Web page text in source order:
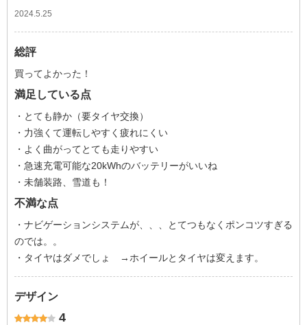
2024.5.25
総評
買ってよかった！
満足している点
・とても静か（要タイヤ交換）
・力強くて運転しやすく疲れにくい
・よく曲がってとても走りやすい
・急速充電可能な20kWhのバッテリーがいいね
・未舗装路、雪道も！
不満な点
・ナビゲーションシステムが、、、とてつもなくポンコツすぎる
のでは。。
・タイヤはダメでしょ →ホイールとタイヤは変えます。
デザイン
4